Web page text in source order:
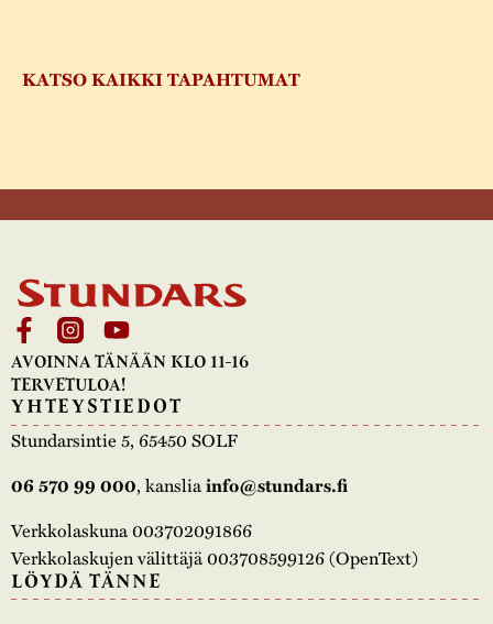
KATSO KAIKKI TAPAHTUMAT
AVOINNA TÄNÄÄN KLO 11-16
TERVETULOA!
YHTEYSTIEDOT
Stundarsintie 5, 65450 SOLF
06 570 99 000, kansliainfo@stundars.fi
Verkkolaskuna 003702091866
Verkkolaskujen välittäjä 003708599126 (OpenText)
LÖYDÄ TÄNNE